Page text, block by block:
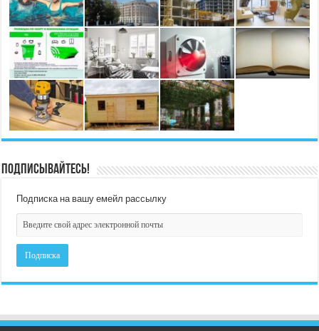
Подписывайтесь!
Подписка на вашу емейл рассылку